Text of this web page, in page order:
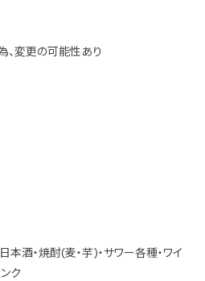
変更の可能性あり
本酒・焼酎(麦・芋)・サワー各種・ワイ
ク